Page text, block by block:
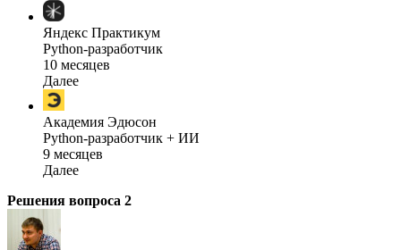
Яндекс Практикум
Python-разработчик
10 месяцев
Далее
Академия Эдюсон
Python-разработчик + ИИ
9 месяцев
Далее
Решения вопроса 2